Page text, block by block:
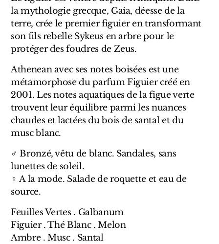
la mythologie grecque, Gaia, déesse de la
terre, crée le premier figuier en transformant
son fils rebelle Sykeus en arbre pour le
protéger des foudres de Zeus.
Athenean avec ses notes boisées est une
métamorphose du parfum Figuier créé en
2001. Les notes aquatiques de la figue verte
trouvent leur équilibre parmi les nuances
chaudes et lactées du bois de santal et du
musc blanc.
♂ Bronzé, vêtu de blanc. Sandales, sans
lunettes de soleil.
♀ A la mode. Salade de roquette et eau de
source.
Feuilles Vertes . Galbanum
Figuier . Thé Blanc . Melon
Ambre . Musc . Santal
Trudon
Marques Italiennes
Eau D'Italie
Santa Maria Novella
Profumum Roma
Marques Suisses
Créateur Olfactif Genève
Pernoire
Marques Néerlandaises